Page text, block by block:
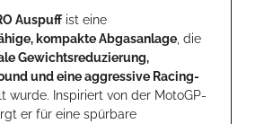
Auspuff ist eine
kompakte Abgasanlage , die
Gewichtsreduzierung,
und eine aggressive Racing-
wurde. Inspiriert von der MotoGP-
er für eine spürbare